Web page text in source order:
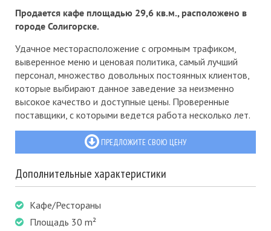
Продается кафе площадью 29,6 кв.м., расположено в
городе Солигорске.
Удачное месторасположение с огромным трафиком,
выверенное меню и ценовая политика, самый лучший
персонал, множество довольных постоянных клиентов,
которые выбирают данное заведение за неизменно
высокое качество и доступные цены. Проверенные
поставщики, с которыми ведется работа несколько лет.
ПРЕДЛОЖИТЕ СВОЮ ЦЕНУ
Дополнительные характеристики
Кафе/Рестораны
Площадь 30 m²